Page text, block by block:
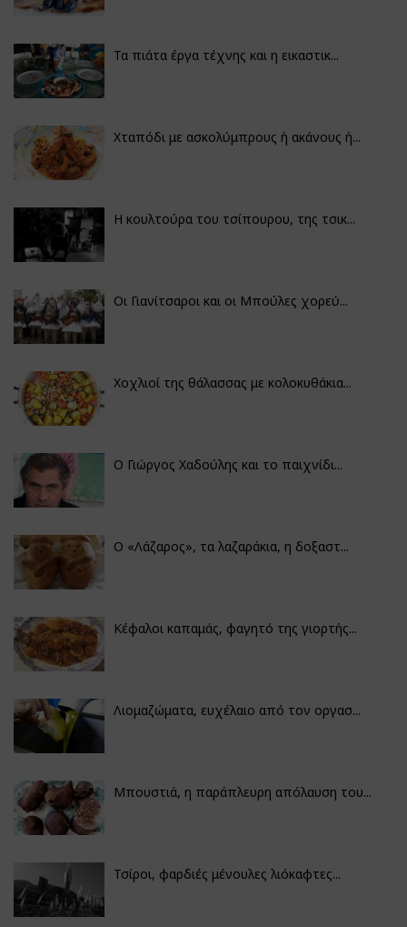
Τα πιάτα έργα τέχνης και η εικαστικ...
Χταπόδι με ασκολύμπρους ή ακάνους ή...
Η κουλτούρα του τσίπουρου, της τσικ...
Οι Γιανίτσαροι και οι Μπούλες χορεύ...
Χοχλιοί της θάλασσας με κολοκυθάκια...
Ο Γιώργος Χαδούλης και το παιχνίδι...
Ο «Λάζαρος», τα λαζαράκια, η δοξαστ...
Κέφαλοι καπαμάς, φαγητό της γιορτής...
Λιομαζώματα, ευχέλαιο από τον οργασ...
Μπουστιά, η παράπλευρη απόλαυση του...
Τσίροι, φαρδιές μένουλες λιόκαφτες...